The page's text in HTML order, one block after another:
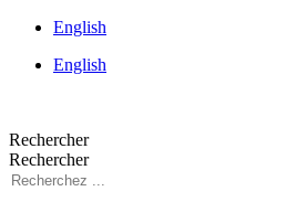
English
English
Rechercher
Rechercher